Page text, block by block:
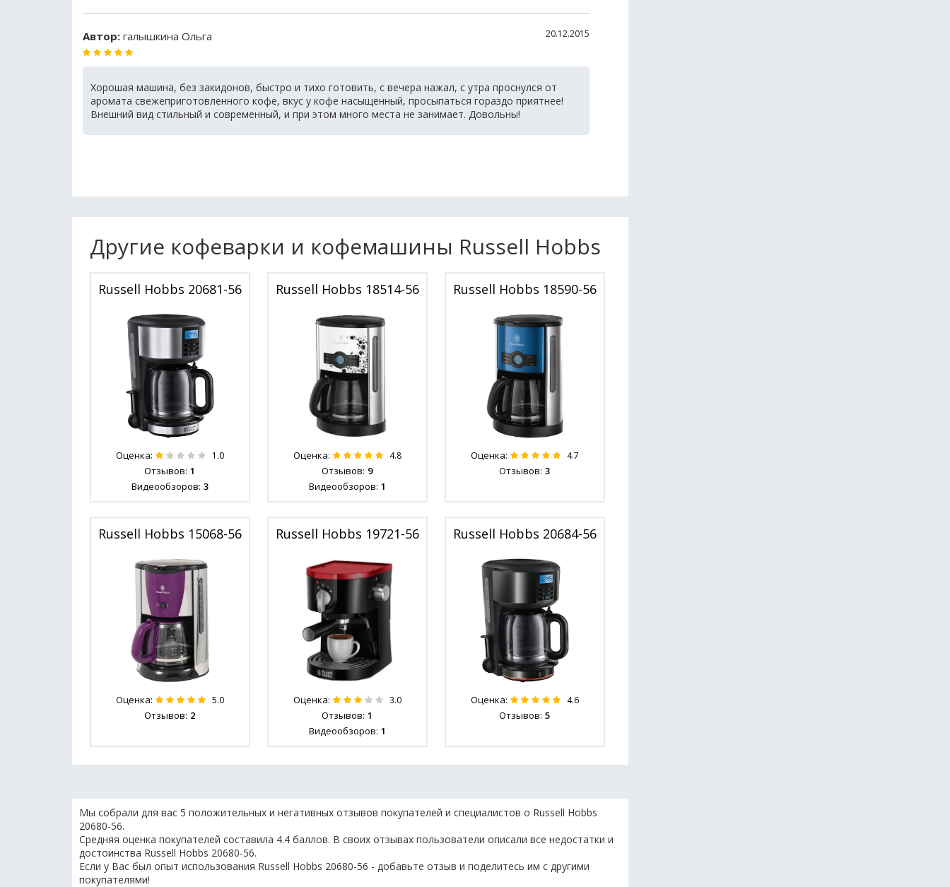
Автор: галышкина Ольга 20.12.2015
Хорошая машина, без закидонов, быстро и тихо готовить, с вечера нажал, с утра проснулся от
аромата свежеприготовленного кофе, вкус у кофе насыщенный, просыпаться гораздо приятнее!
Внешний вид стильный и современный, и при этом много места не занимает. Довольны!
Другие кофеварки и кофемашины Russell Hobbs
Russell Hobbs 20681-56
Оценка: 1.0
Отзывов: 1
Видеообзоров: 3
Russell Hobbs 18514-56
Оценка: 4.8
Отзывов: 9
Видеообзоров: 1
Russell Hobbs 18590-56
Оценка: 4.7
Отзывов: 3
Russell Hobbs 15068-56
Оценка: 5.0
Отзывов: 2
Russell Hobbs 19721-56
Оценка: 3.0
Отзывов: 1
Видеообзоров: 1
Russell Hobbs 20684-56
Оценка: 4.6
Отзывов: 5
Мы собрали для вас 5 положительных и негативных отзывов покупателей и специалистов о Russell Hobbs
20680-56.
Средняя оценка покупателей составила 4.4 баллов. В своих отзывах пользователи описали все недостатки и
достоинства Russell Hobbs 20680-56.
Если у Вас был опыт использования Russell Hobbs 20680-56 - добавьте отзыв и поделитесь им с другими
покупателями!